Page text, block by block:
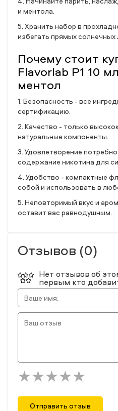
и ментола.
5. Хранить набор в
избегать прямых солнечных
Почему стоит
Flavorlab P1 10
ментол
1. Безопасность - все
сертификацию.
2. Качество - только
натуральные компоненты.
3. Удовлетворение
содержание никотина для
4. Удобство - компактные
собой и использовать в
5. Неповторимый вкус и
оставит вас равнодушным.
Отзывов (0)
Нет отзывов об
первым кто
Отправить отзыв